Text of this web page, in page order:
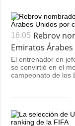
16:05 Rebrov
Emiratos
El entrenador en
se convirtió en el
campeonato de los